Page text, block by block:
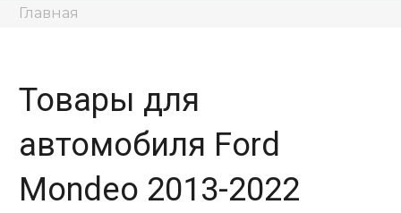
Главная
Товары для
автомобиля Ford
Mondeo 2013-2022